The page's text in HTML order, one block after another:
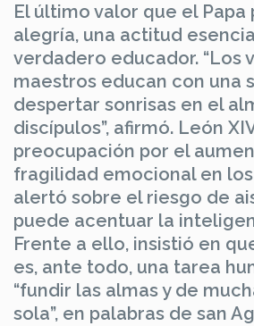
El último valor que el Papa
alegría, una actitud
verdadero educador. “Los
maestros educan con una
despertar sonrisas en el
discípulos”, afirmó. León
preocupación por el
fragilidad emocional en
alertó sobre el riesgo de
puede acentuar la
Frente a ello, insistió en
es, ante todo, una tarea
“fundir las almas y de
sola”, en palabras de san